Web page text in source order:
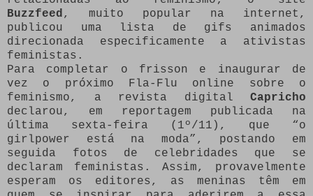
Buzzfeed, muito popular na internet,
publicou uma lista de gifs animados
direcionada especificamente a ativistas
feministas.
Para completar o frisson e inaugurar de
vez o próximo Fla-Flu online sobre o
feminismo, a revista digital Capricho
declarou, em reportagem publicada na
última sexta-feira (1º/11), que “o
girlpower está na moda”, postando em
seguida fotos de celebridades que se
declaram feministas. Assim, provavelmente
esperam os editores, as meninas têm em